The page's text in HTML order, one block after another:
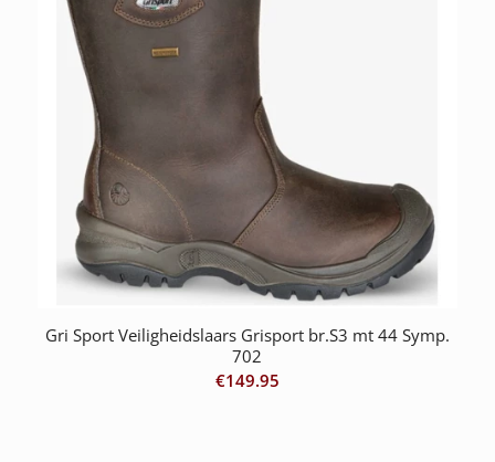
Gri Sport Veiligheidslaars Grisport br.S3 mt 44 Symp.
702
€149.95